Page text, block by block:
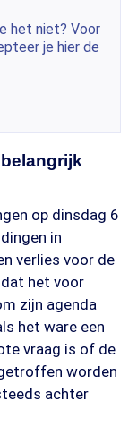
het niet? Voor
je hier de
op dinsdag 6
in
verlies voor de
het voor
zijn agenda
het ware een
vraag is of de
worden
achter